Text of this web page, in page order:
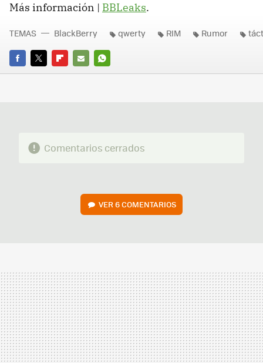
Más información | BBLeaks.
FACEBOOK
TWITTERFLIPBOARD
E-
WHATSAPP
TEMAS BlackBerry qwerty RIM Rumor
Comentarios cerrados
VER 6 COMENTARIOS